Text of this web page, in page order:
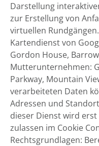
Darstellung
zur Erstellung von
virtuellen
Kartendienst von
Gordon House,
Mutterunternehmen:
Parkway, Mountain
verarbeiteten Daten
Adressen und
dieser Dienst wird erst
zulassen im Cookie
Rechtsgrundlagen: